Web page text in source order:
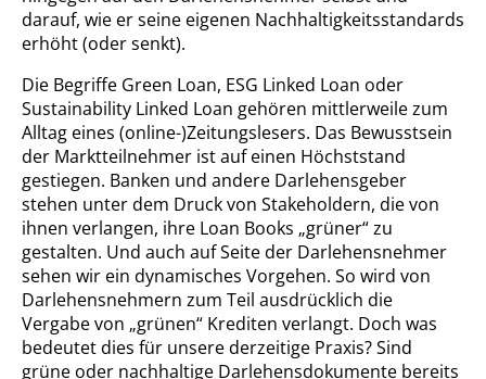
darauf, wie er seine eigenen Nachhaltigkeitsstandards
erhöht (oder senkt).
Die Begriffe Green Loan, ESG Linked Loan oder
Sustainability Linked Loan gehören mittlerweile zum
Alltag eines (online-)Zeitungslesers. Das Bewusstsein
der Marktteilnehmer ist auf einen Höchststand
gestiegen. Banken und andere Darlehensgeber
stehen unter dem Druck von Stakeholdern, die von
ihnen verlangen, ihre Loan Books „grüner“ zu
gestalten. Und auch auf Seite der Darlehensnehmer
sehen wir ein dynamisches Vorgehen. So wird von
Darlehensnehmern zum Teil ausdrücklich die
Vergabe von „grünen“ Krediten verlangt. Doch was
bedeutet dies für unsere derzeitige Praxis? Sind
grüne oder nachhaltige Darlehensdokumente bereits